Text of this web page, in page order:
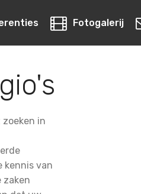
Fotogalerij
zoeken in
kennis van
zaken